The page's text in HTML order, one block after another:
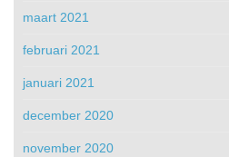
maart 2021
februari 2021
januari 2021
december 2020
november 2020